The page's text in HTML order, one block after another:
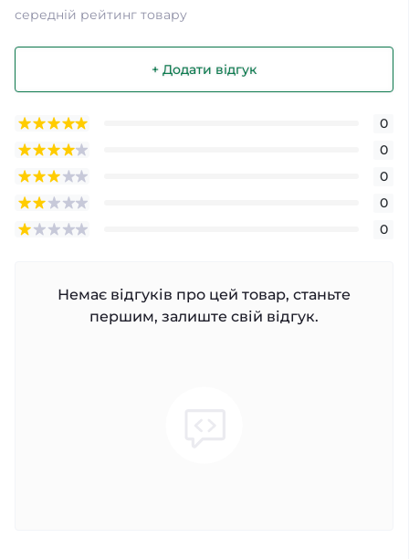
середній рейтинг товару
+ Додати відгук
0
0
0
0
0
Немає відгуків про цей товар, станьте
першим, залиште свій відгук.